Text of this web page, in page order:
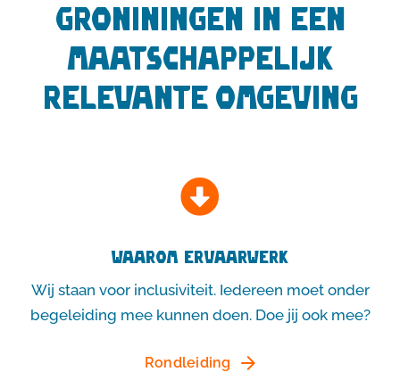
Groniningen in een
maatschappelijk
relevante omgeving
Waarom ErvaarWerk
Wij staan voor inclusiviteit. Iedereen moet onder
begeleiding mee kunnen doen. Doe jij ook mee?
Rondleiding